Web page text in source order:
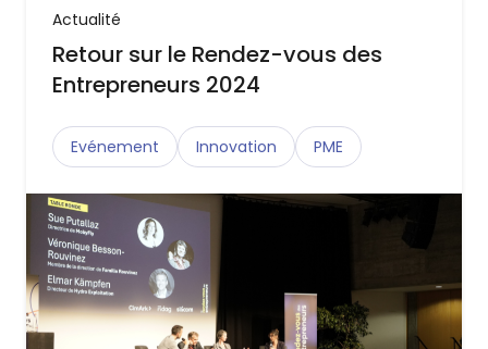
Actualité
Retour sur le Rendez-vous des
Entrepreneurs 2024
Evénement Innovation PME